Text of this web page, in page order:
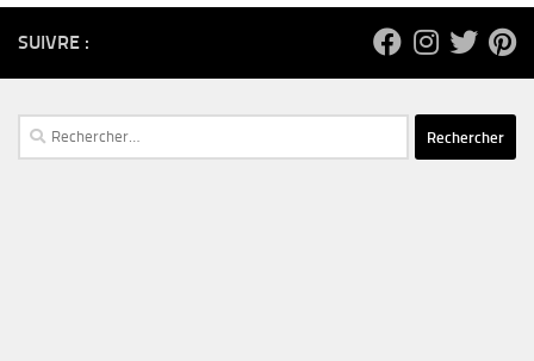
SUIVRE :
Rechercher :